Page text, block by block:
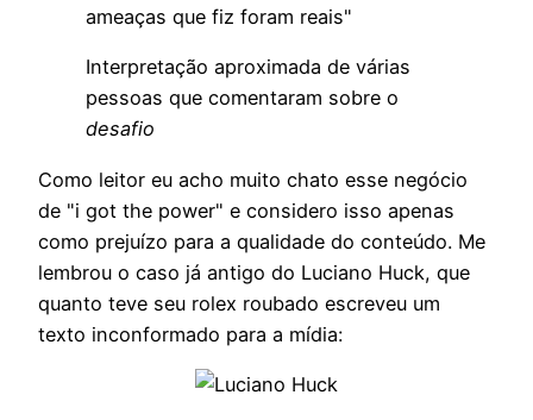
ameaças que fiz foram reais"
Interpretação aproximada de várias
pessoas que comentaram sobre o
desafio
Como leitor eu acho muito chato esse negócio
de "i got the power" e considero isso apenas
como prejuízo para a qualidade do conteúdo. Me
lembrou o caso já antigo do Luciano Huck, que
quanto teve seu rolex roubado escreveu um
texto inconformado para a mídia: